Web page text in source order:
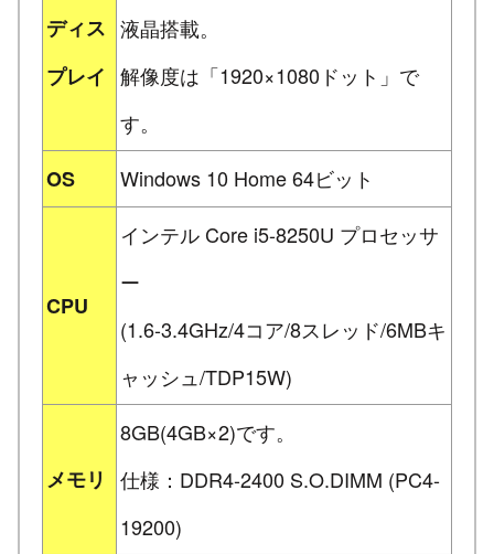
ディス
プレイ
液晶搭載。
解像度は「1920×1080ドット」で
す。
OS
Windows 10 Home 64ビット
CPU
インテル Core i5-8250U プロセッサ
ー
(1.6-3.4GHz/4コア/8スレッド/6MBキ
ャッシュ/TDP15W)
メモリ
8GB(4GB×2)です。
仕様：DDR4-2400 S.O.DIMM (PC4-
19200)